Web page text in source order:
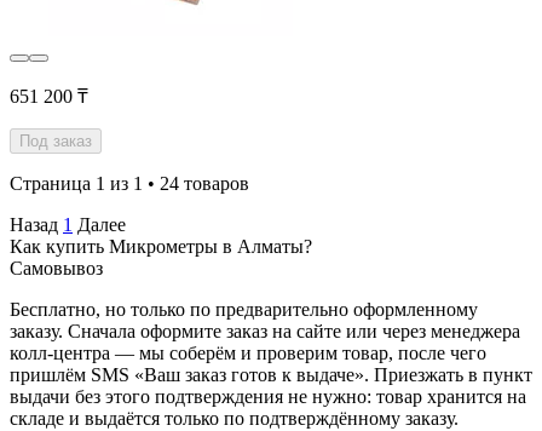
651 200 ₸
Под заказ
Страница 1 из 1 • 24 товаров
Назад 1 Далее
Как купить Микрометры в Алматы?
Самовывоз
Бесплатно, но только по предварительно оформленному
заказу. Сначала оформите заказ на сайте или через менеджера
колл-центра — мы соберём и проверим товар, после чего
пришлём SMS «Ваш заказ готов к выдаче». Приезжать в пункт
выдачи без этого подтверждения не нужно: товар хранится на
складе и выдаётся только по подтверждённому заказу.